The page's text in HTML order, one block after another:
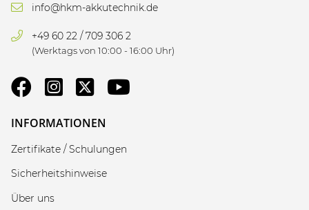
info@hkm-akkutechnik.de
+49 60 22 / 709 306 2
(Werktags von 10:00 - 16:00 Uhr)
INFORMATIONEN
Zertifikate / Schulungen
Sicherheitshinweise
Über uns